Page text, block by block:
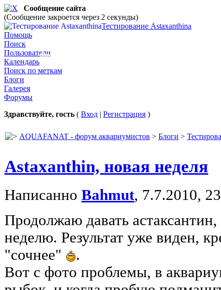
Сообщение сайта
(Сообщение закроется через 2 секунды)
Фотоотчёт о влиянии Астаксантина на цвет
Тестирование Astaxanthinа
Помощь
Поиск
Пользователи
Календарь
Поиск по меткам
Блоги
Галерея
Форумы
Здравствуйте, гость ( Вход | Регистрация )
AQUAFANAT - форум аквариумистов > Блоги >
Astaxanthin, новая неделя
Написанно Bahmut, 7.7.2010,
Продолжаю давать
неделю. Результат уже виден,
"сочнее"
.
Вот с фото проблемы, в